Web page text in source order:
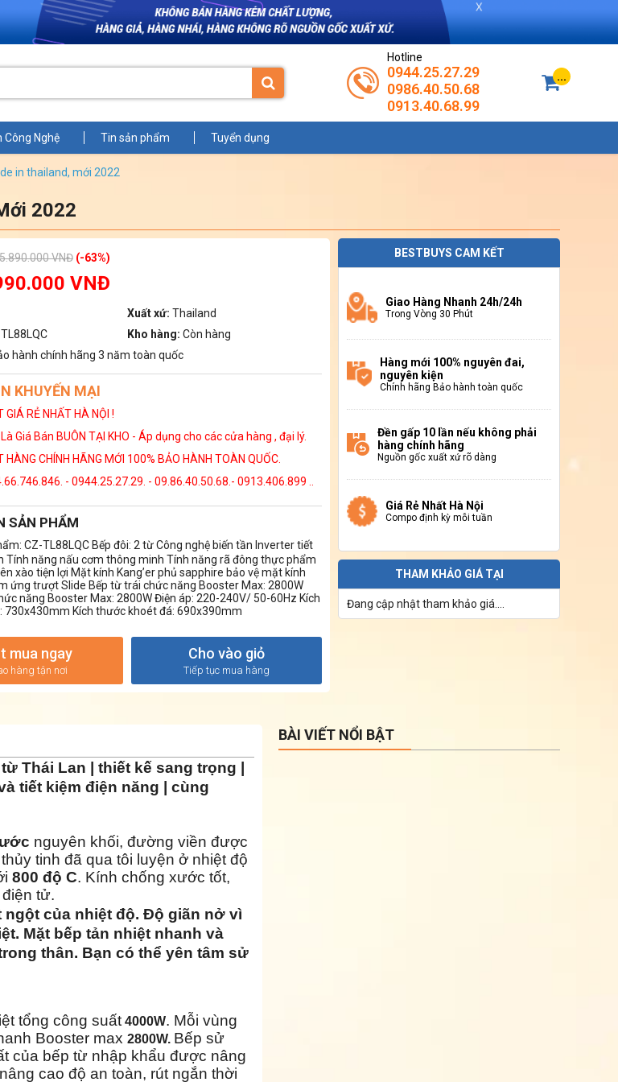
Hotline
0944.25.27.29
0986.40.50.68
0913.40.68.99
...
Công Nghệ Tin sản phẩm Tuyển dụng
in thailand, mới 2022
2022
VNĐ (-63%)
VNĐ
Xuất xứ: Thailand
Kho hàng: Còn hàng
hành chính hãng 3 năm toàn quốc
KHUYẾN MẠI
GIÁ RẺ NHẤT HÀ NỘI !
Giá Bán BUÔN TẠI KHO - Áp dụng cho các cửa hàng , đại lý.
HÀNG CHÍNH HÃNG MỚI 100% BẢO HÀNH TOÀN QUỐC.
- 0944.25.27.29. - 09.86.40.50.68.- 0913.406.899 ..
SẢN PHẨM
CZ-TL88LQC Bếp đôi: 2 từ Công nghệ biến tần Inverter tiết
Tính năng nấu cơm thông minh Tính năng rã đông thực phẩm
xào tiện lợi Mặt kính Kang’er phủ sapphire bảo vệ mặt kính
ứng trượt Slide Bếp từ trái chức năng Booster Max: 2800W
năng Booster Max: 2800W Điện áp: 220-240V/ 50-60Hz Kích
730x430mm Kích thước khoét đá: 690x390mm
mua ngay
hàng tận nơi
Cho vào giỏ
Tiếp tục mua hàng
BESTBUYS CAM KẾT
Giao Hàng Nhanh 24h/24h
Trong Vòng 30 Phút
Hàng mới 100% nguyên đai,
nguyên kiện
Chính hãng Bảo hành toàn quốc
Đền gấp 10 lần nếu không phải
hàng chính hãng
Nguồn gốc xuất xứ rõ dàng
Giá Rẻ Nhất Hà Nội
Compo định kỳ mỗi tuần
THAM KHẢO GIÁ TẠI
Đang cập nhật tham khảo giá....
Thái Lan | thiết kế sang trọng |
tiết kiệm điện năng | cùng
nguyên khối, đường viền được
tinh đã qua tôi luyện ở nhiệt độ
800 độ C. Kính chống xước tốt,
tử.
của nhiệt độ. Độ giãn nở vì
Mặt bếp tản nhiệt nhanh và
thân. Bạn có thể yên tâm sử
tổng công suất 4000W. Mỗi vùng
Booster max 2800W. Bếp sử
của bếp từ nhập khẩu được nâng
cao độ an toàn, rút ngắn thời
BÀI VIẾT NỔI BẬT